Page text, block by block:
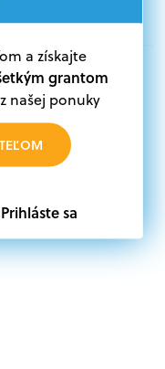
Grantexpert.sk
plánu obnovy a
alebo súkromný
ako aj
a získajte
grantom
našej ponuky
Prihláste sa